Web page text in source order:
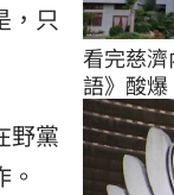
，只
野黨
看完慈
語》酸爆